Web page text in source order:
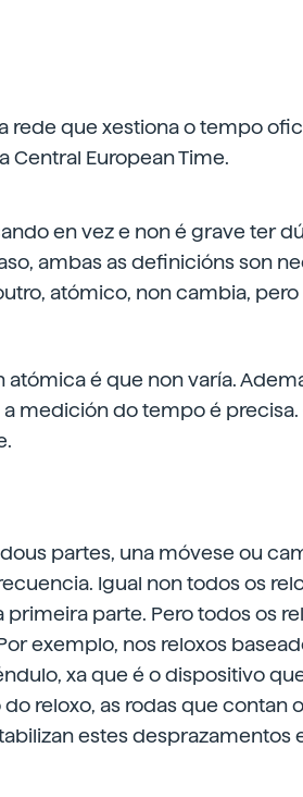
rede que xestiona o tempo
Central European Time.
en vez e non é grave ter
ambas as definicións son
atómico, non cambia, pero
é que non varía.
medición do tempo é precisa.
partes, una móvese ou
Igual non todos os
parte. Pero todos os
exemplo, nos reloxos
xa que é o dispositivo
reloxo, as rodas que contan
estes desprazamentos